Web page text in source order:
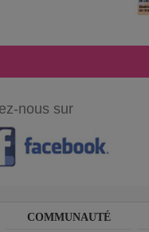
nous sur
COMMUNAUTÉ